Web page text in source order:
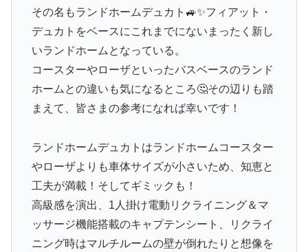
その名もランドホームデュカト🚙✨️フィアット・
デュカトをベースにこれまでにないまったく新し
いランドホームとなっている。
コースターやローザといったバスベースのランド
ホームとの違いも気になるところ🤔その辺りも踏
まえて、皆さまの参考になれば幸いです！
ランドホームデュカトはランドホームコースター
やローザよりも車体サイズが小さいため、知恵と
工夫が満載！そしてギミックも！
高級感を演出、1人掛け電動リクライニング＆マ
ッサージ機能搭載のキャプテンシート、リクライ
ニング時はマルチルームの壁が倒れたりと想像を